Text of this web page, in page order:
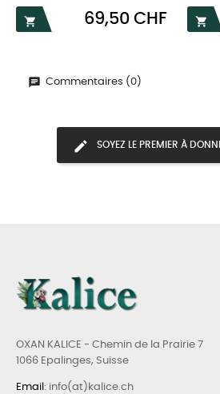

Prix
69,50 CHF 
Commentaires (0)
SOYEZ LE PREMIER À
OXAN KALICE - Chemin de la Prairie 7
1066 Epalinges, Suisse
Email : info(at)kalice.ch